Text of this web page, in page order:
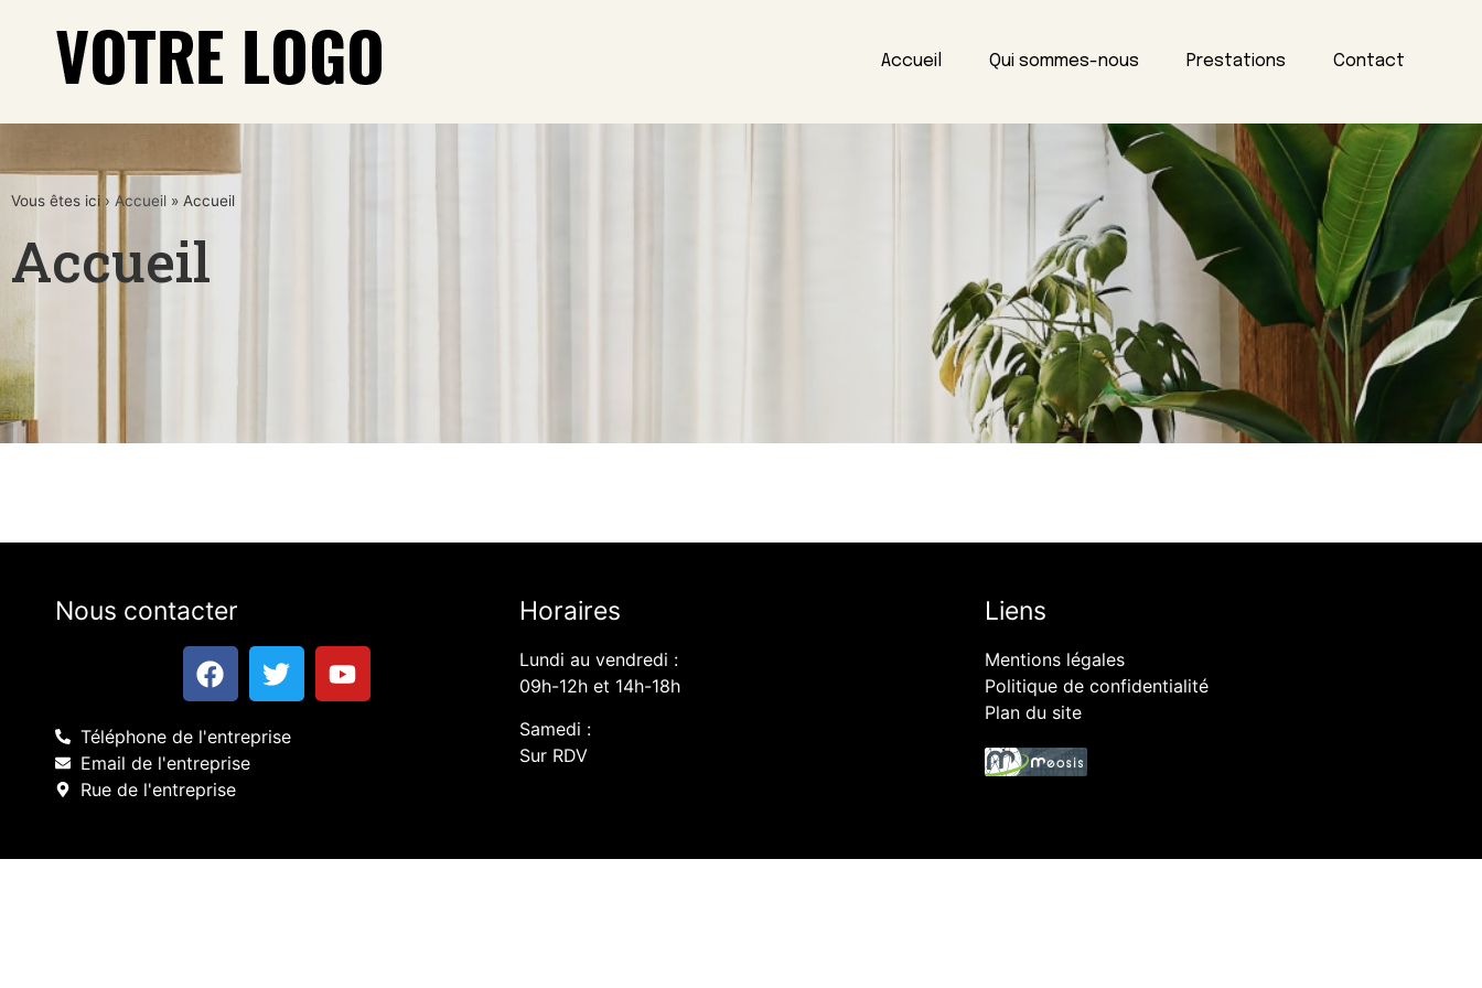
Accueil Qui sommes-nous Prestations Contact
Vous êtes ici › Accueil » Accueil
Accueil
Nous contacter
Téléphone de l'entreprise
Email de l'entreprise
Rue de l'entreprise
Horaires
Lundi au vendredi :
09h-12h et 14h-18h
Samedi :
Sur RDV
Liens
Mentions légales
Politique de confidentialité
Plan du site